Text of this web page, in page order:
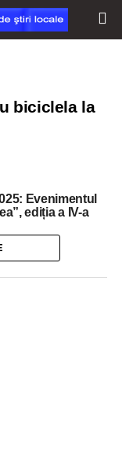
biciclela la
Evenimentul
ediția a IV-a